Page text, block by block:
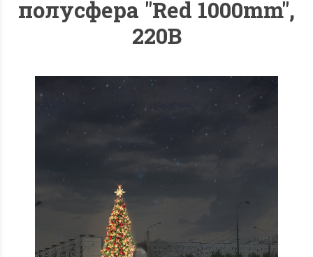
полусфера "Red 1000mm",
220B